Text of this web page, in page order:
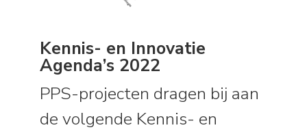
Kennis- en Innovatie
Agenda’s 2022
PPS-projecten dragen bij aan
de volgende Kennis- en